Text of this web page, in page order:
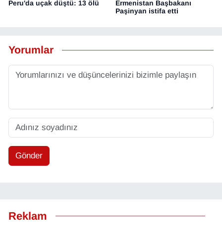
Peru'da uçak düştü: 13 ölü
Ermenistan Başbakanı
Paşinyan istifa etti
Yorumlar
Gönder
Reklam